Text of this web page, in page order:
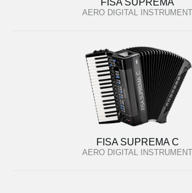
AERO DIGITAL INSTRUMENT
FISA SUPREMA C
AERO DIGITAL INSTRUMENT